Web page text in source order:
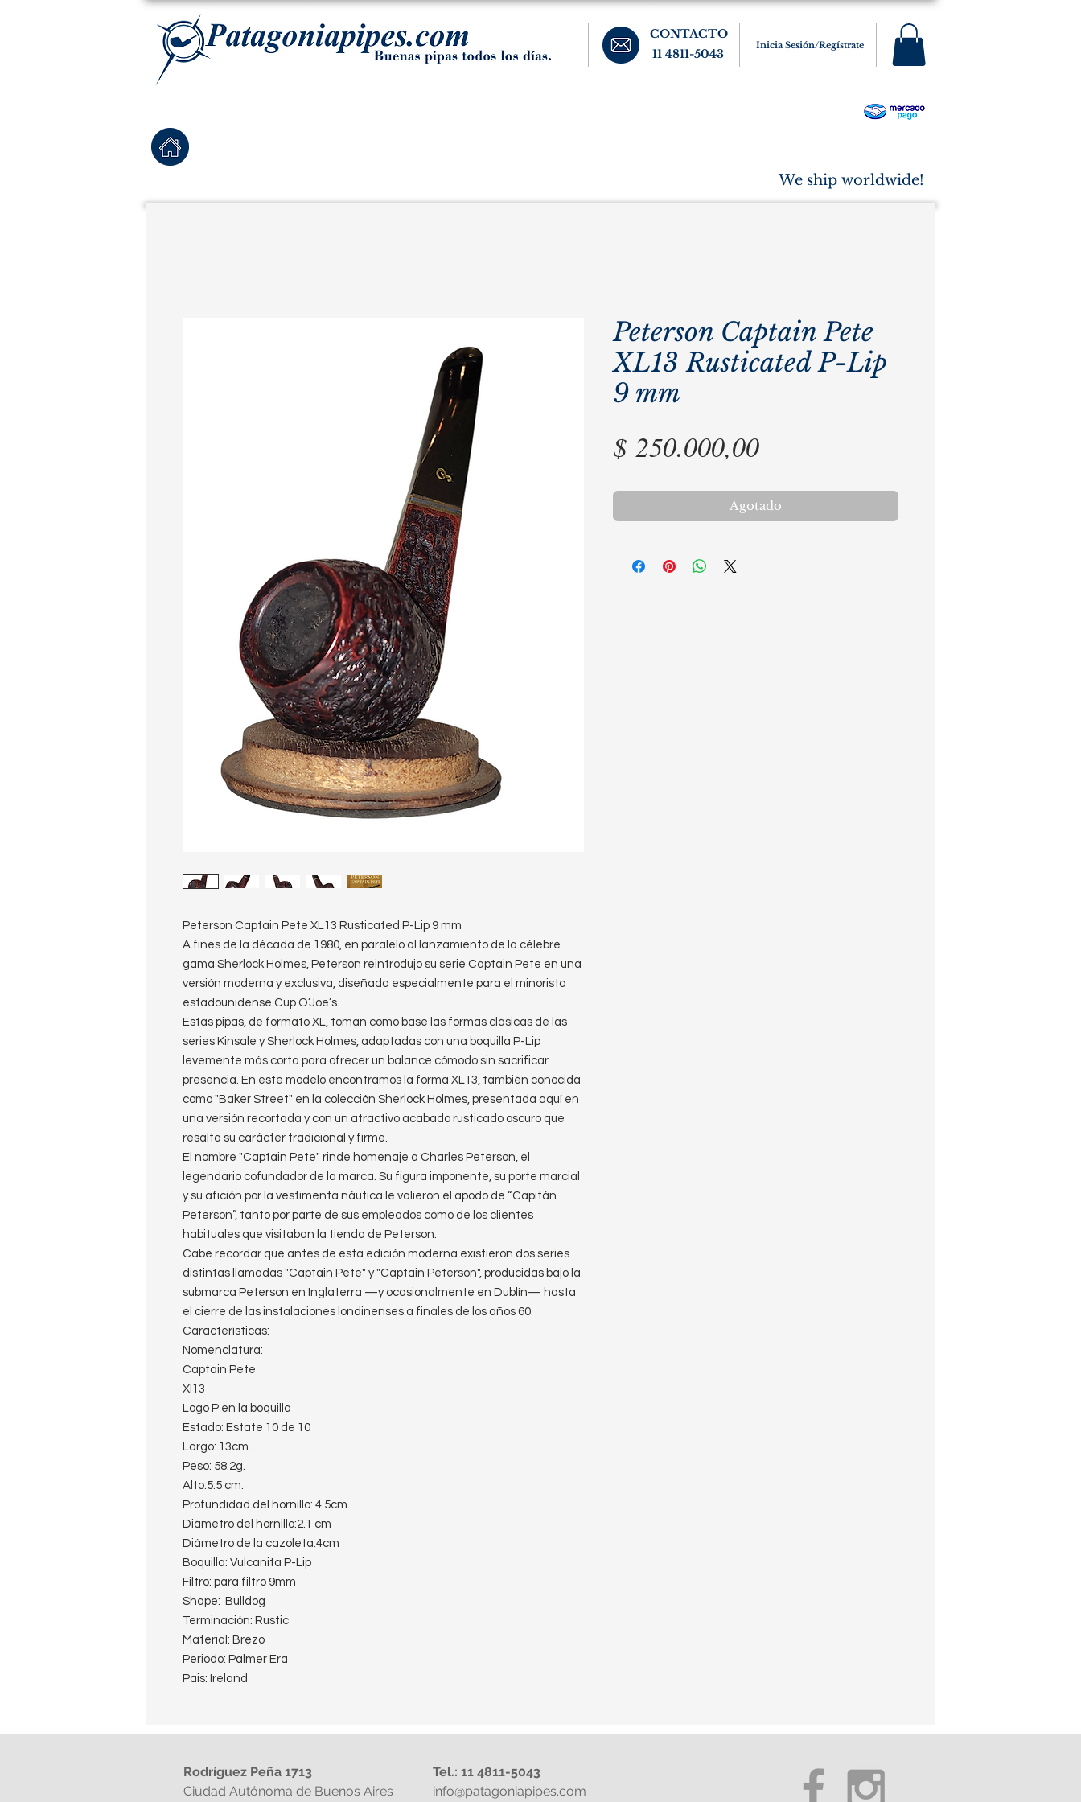
CONTACTO
11 4811-5043
Inicia Sesión/Regístrate
We ship worldwide!
Peterson Captain Pete XL13 Rusticated P-Lip 9 mm
A fines de la década de 1980, en paralelo al lanzamiento de la célebre
gama Sherlock Holmes, Peterson reintrodujo su serie Captain Pete en una
versión moderna y exclusiva, diseñada especialmente para el minorista
estadounidense Cup O’Joe’s.
Estas pipas, de formato XL, toman como base las formas clásicas de las
series Kinsale y Sherlock Holmes, adaptadas con una boquilla P-Lip
levemente más corta para ofrecer un balance cómodo sin sacrificar
presencia. En este modelo encontramos la forma XL13, también conocida
como "Baker Street" en la colección Sherlock Holmes, presentada aquí en
una versión recortada y con un atractivo acabado rusticado oscuro que
resalta su carácter tradicional y firme.
El nombre "Captain Pete" rinde homenaje a Charles Peterson, el
legendario cofundador de la marca. Su figura imponente, su porte marcial
y su afición por la vestimenta náutica le valieron el apodo de “Capitán
Peterson”, tanto por parte de sus empleados como de los clientes
habituales que visitaban la tienda de Peterson.
Cabe recordar que antes de esta edición moderna existieron dos series
distintas llamadas "Captain Pete" y "Captain Peterson", producidas bajo la
submarca Peterson en Inglaterra —y ocasionalmente en Dublín— hasta
el cierre de las instalaciones londinenses a finales de los años 60.
Características:
Nomenclatura:
Captain Pete
Xl13
Logo P en la boquilla
Estado: Estate 10 de 10
Largo: 13cm.
Peso: 58.2g.
Alto:5.5 cm.
Profundidad del hornillo: 4.5cm.
Diámetro del hornillo:2.1 cm
Diámetro de la cazoleta:4cm
Boquilla: Vulcanita P-Lip
Filtro: para filtro 9mm
Shape: Bulldog
Terminación: Rustic
Material: Brezo
Periodo: Palmer Era
Pais: Ireland
Peterson Captain Pete
XL13 Rusticated P-Lip
9 mm
$ 250.000,00Precio
Agotado
Rodríguez Peña 1713
Ciudad Autónoma de Buenos Aires
Tel.: 11 4811-5043
info@patagoniapipes.com